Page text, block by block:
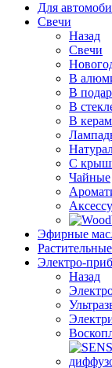
Для
Свечи
Назад
Свечи
В
В
В
В
С
Чайные
Эфирные
Электро-
Назад